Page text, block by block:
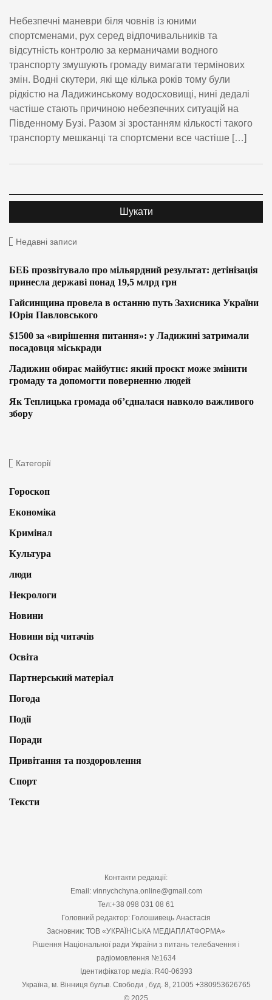
Небезпечні маневри біля човнів із юними
спортсменами, рух серед відпочивальників та
відсутність контролю за керманичами водного
транспорту змушують громаду вимагати термінових
змін. Водні скутери, які ще кілька років тому були
рідкістю на Ладижинському водосховищі, нині дедалі
частіше стають причиною небезпечних ситуацій на
Південному Бузі. Разом зі зростанням кількості такого
транспорту мешканці та спортсмени все частіше […]
Недавні записи
БЕБ прозвітувало про мільярдний результат: детінізація
принесла державі понад 19,5 млрд грн
Гайсинщина провела в останню путь Захисника України
Юрія Павловського
$1500 за «вирішення питання»: у Ладижині затримали
посадовця міськради
Ладижин обирає майбутнє: який проєкт може змінити
громаду та допомогти поверненню людей
Як Теплицька громада об’єдналася навколо важливого
збору
Категорії
Гороскоп
Економіка
Кримінал
Культура
люди
Некрологи
Новини
Новини від читачів
Освіта
Партнерський матеріал
Погода
Події
Поради
Привітання та поздоровлення
Спорт
Тексти
Контакти редакції:
Email: vinnychchyna.online@gmail.com
Тел:+38 098 031 08 61
Головний редактор: Голошивець Анастасія
Засновник: ТОВ «УКРАЇНСЬКА МЕДІАПЛАТФОРМА»
Рішення Національної ради України з питань телебачення і
радіомовлення №1634
Ідентифікатор медіа: R40-06393
Україна, м. Вінниця бульв. Свободи , буд. 8, 21005 +380953626765
© 2025